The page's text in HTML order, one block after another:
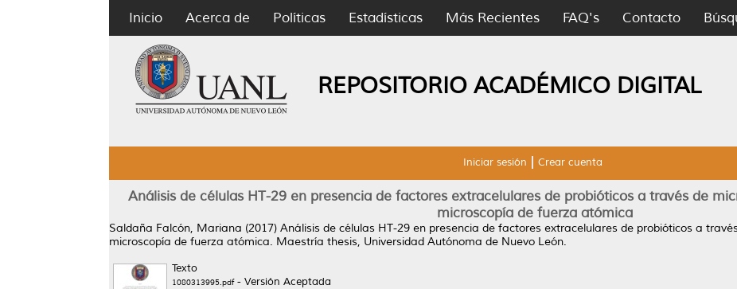
Inicio Acerca de Políticas Estadísticas Más Recientes FAQ's Contacto
REPOSITORIO ACADÉMICO DIGITAL
Iniciar sesión Crear cuenta
Análisis de células HT-29 en presencia de factores extracelulares de probióticos a través de
microscopía de fuerza atómica
Saldaña Falcón, Mariana (2017) Análisis de células HT-29 en presencia de factores extracelulares de probióticos a
microscopía de fuerza atómica. Maestría thesis, Universidad Autónoma de Nuevo León.
Texto
1080313995.pdf- Versión Aceptada